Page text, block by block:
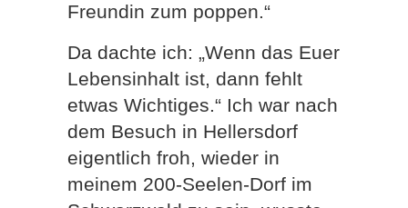
Freundin zum poppen.“
Da dachte ich: „Wenn das Euer
Lebensinhalt ist, dann fehlt
etwas Wichtiges.“ Ich war nach
dem Besuch in Hellersdorf
eigentlich froh, wieder in
meinem 200-Seelen-Dorf im